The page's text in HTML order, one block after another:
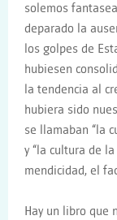
solemos
deparado la
los golpes de
hubiesen
la tendencia al
hubiera sido
se llamaban “la
y “la cultura de
mendicidad, el
Hay un libro que